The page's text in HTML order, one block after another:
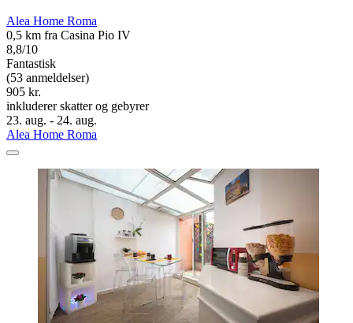
Alea Home Roma
0,5 km fra Casina Pio IV
8,8/10
Fantastisk
(53 anmeldelser)
905 kr.
inkluderer skatter og gebyrer
23. aug. - 24. aug.
Alea Home Roma